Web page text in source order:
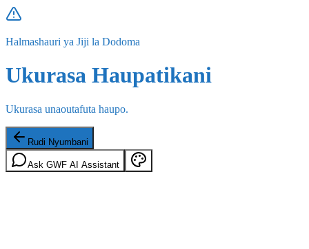
Halmashauri ya Jiji la Dodoma
Ukurasa Haupatikani
Ukurasa unaoutafuta haupo.
Rudi Nyumbani
Ask GWF AI Assistant